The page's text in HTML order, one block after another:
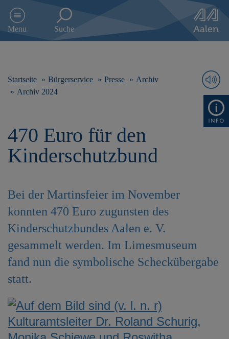
e
Menu Suche
Startseite Bürgerservice Presse
Archiv
Archiv 2024
470 Euro für den
Kinderschutzbund
Bei der Martinsfeier im November
konnten 470 Euro zugunsten des
Kinderschutzbundes Aalen e. V.
gesammelt werden. Im Limesmuseum
fand nun die symbolische Scheckübergabe
statt.